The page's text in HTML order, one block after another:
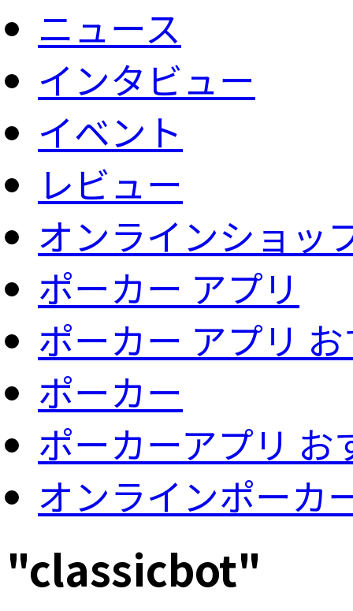
ニュース
インタビュー
イベント
レビュー
オンラインショッ
ポーカー アプリ
ポーカー アプリ
ポーカー
ポーカーアプリ お
オンラインポーカ
"classicbot"